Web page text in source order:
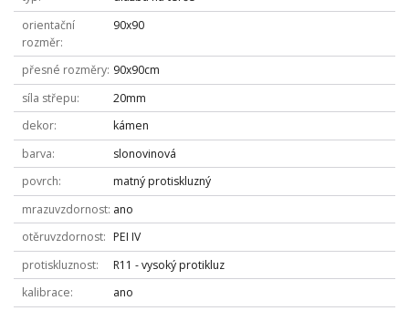
orientační
rozměr
90x90
přesné rozměry 90x90cm
síla střepu
20mm
dekor
kámen
barva
slonovinová
povrch
matný protiskluzný
mrazuvzdornost ano
otěruvzdornost
PEI IV
protiskluznost
R11 - vysoký protikluz
kalibrace
ano